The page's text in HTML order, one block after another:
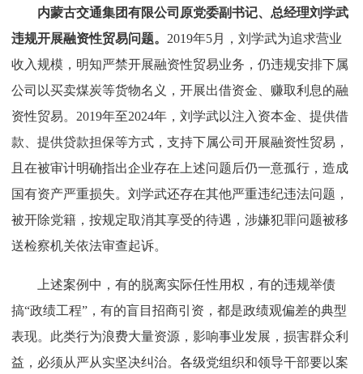
内蒙古交通集团有限公司原党委副书记、总经理刘学武
违规开展融资性贸易问题。 2019年5月，刘学武为追求营业
收入规模，明知严禁开展融资性贸易业务，仍违规安排下属
公司以买卖煤炭等货物名义，开展出借资金、赚取利息的融
资性贸易。2019年至2024年，刘学武以注入资本金、提供借
款、提供贷款担保等方式，支持下属公司开展融资性贸易，
且在被审计明确指出企业存在上述问题后仍一意孤行，造成
国有资产严重损失。刘学武还存在其他严重违纪违法问题，
被开除党籍，按规定取消其享受的待遇，涉嫌犯罪问题被移
送检察机关依法审查起诉。
上述案例中，有的脱离实际任性用权，有的违规举债
搞“政绩工程”，有的盲目招商引资，都是政绩观偏差的典型
表现。此类行为浪费大量资源，影响事业发展，损害群众利
益，必须从严从实坚决纠治。各级党组织和领导干部要以案